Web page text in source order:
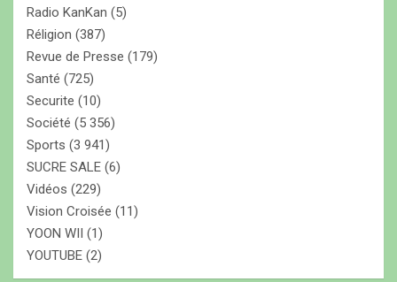
Radio KanKan (5)
Réligion (387)
Revue de Presse (179)
Santé (725)
Securite (10)
Société (5 356)
Sports (3 941)
SUCRE SALE (6)
Vidéos (229)
Vision Croisée (11)
YOON WII
(1)
YOUTUBE (2)